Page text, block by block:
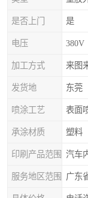
是否上门 是
电压 380V
加工方式 来图
发货地 东莞
喷涂工艺 表面
承涂材质 塑料
印刷产品范围 汽车
服务地区范围 广东